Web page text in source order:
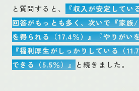
と質問すると、 『収入が安定してい
回答がもっとも多く、次いで『家族
を得られる（17.4％）』『やりがい
『福利厚生がしっかりしている（
できる（5.5％）』と続きました。